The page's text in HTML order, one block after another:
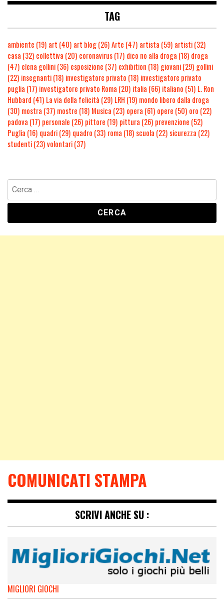
TAG
ambiente (19) art (40) art blog(26)Arte (47) artista (59) artisti(32)
casa (32) collettiva (20) coronavirus(17) dico no alla droga (18) droga
(47) elena gollini(36) esposizione (37) exhibition (18) giovani(29) gollini
(22) insegnanti(18) investigatore privato (18) investigatore privato
puglia (17) investigatore privato Roma (20) italia (66) italiano (51) L. Ron
Hubbard (41) La via della felicità (29) LRH (19) mondo libero dalla droga
(30) mostra (37) mostre (18) Musica (23) opera (61) opere (50) oro (22)
padova (17) personale (26) pittore (19) pittura (26) prevenzione (52)
Puglia (16) quadri(29) quadro (33) roma (18) scuola (22) sicurezza (22)
studenti(23)volontari(37)
COMUNICATI STAMPA
SCRIVI ANCHE SU :
MIGLIORI GIOCHI